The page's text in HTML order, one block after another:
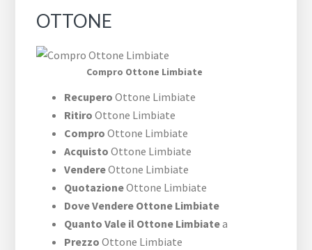
OTTONE
Compro Ottone Limbiate
RecuperoOttone Limbiate
Ritiro Ottone Limbiate
Compro Ottone Limbiate
Acquisto Ottone Limbiate
VendereOttone Limbiate
QuotazioneOttone Limbiate
Dove Vendere Ottone Limbiate
Quanto Vale il Ottone Limbiatea
Prezzo Ottone Limbiate